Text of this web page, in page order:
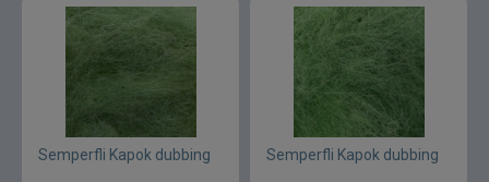
Semperfli Kapok dubbing Semperfli Kapok dubbing